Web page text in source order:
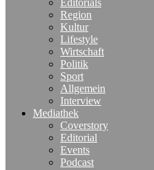
Region
Kultur
Lifestyle
Wirtschaft
Politik
Sport
Allgemein
Interview
Mediathek
Coverstory
Editorial
Events
Podcast